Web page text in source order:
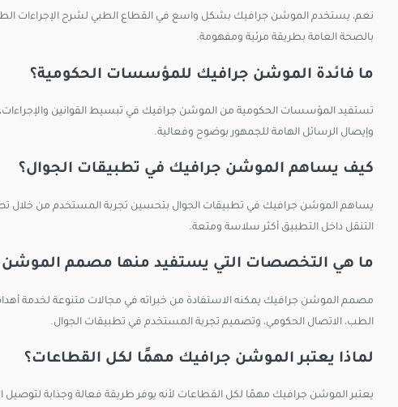
نعم، يستخدم الموشن جرافيك بشكل واسع في القطاع الطبي لشرح الإجراءات
بالصحة العامة بطريقة مرئية ومفهومة.
ما فائدة الموشن جرافيك للمؤسسات الحكومية؟
تستفيد المؤسسات الحكومية من الموشن جرافيك في تبسيط القوانين والإجراءات،
وإيصال الرسائل الهامة للجمهور بوضوح وفعالية.
كيف يساهم الموشن جرافيك في تطبيقات الجوال؟
يساهم الموشن جرافيك في تطبيقات الجوال بتحسين تجربة المستخدم من خلال
التنقل داخل التطبيق أكثر سلاسة ومتعة.
ما هي التخصصات التي يستفيد منها مصمم الموشن
مصمم الموشن جرافيك يمكنه الاستفادة من خبراته في مجالات متنوعة لخدمة
الطب، الاتصال الحكومي، وتصميم تجربة المستخدم في تطبيقات الجوال.
لماذا يعتبر الموشن جرافيك مهمًا لكل القطاعات؟
يعتبر الموشن جرافيك مهمًا لكل القطاعات لأنه يوفر طريقة فعالة وجذابة لتوصيل